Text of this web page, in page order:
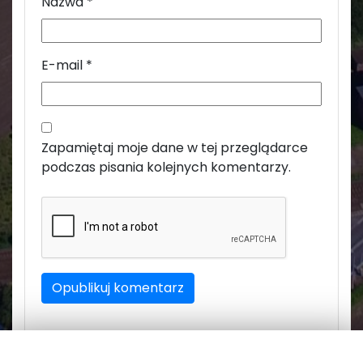
E-mail *
Zapamiętaj moje dane w tej przeglądarce
podczas pisania kolejnych komentarzy.